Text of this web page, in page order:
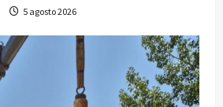
5 agosto 2026